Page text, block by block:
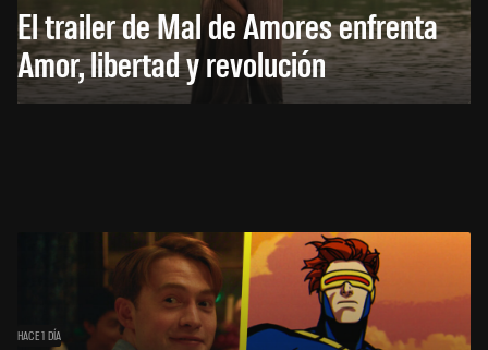
El trailer de Mal de Amores enfrenta
Amor, libertad y revolución
HACE 1 DÍA